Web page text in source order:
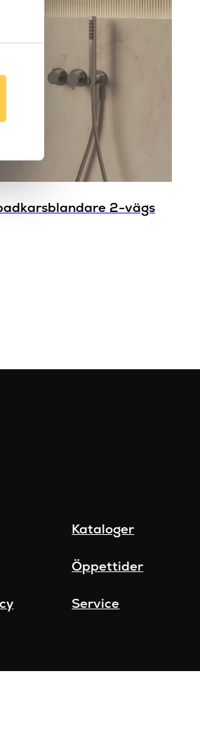
2-vägs
Kataloger
Öppettider
Service